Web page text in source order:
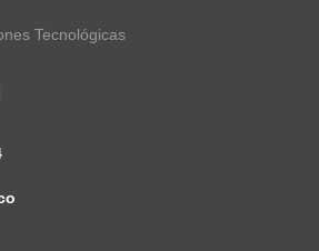
Tecnológicas